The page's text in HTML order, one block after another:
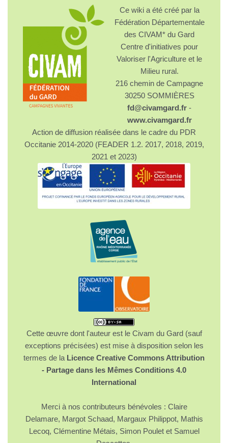
Ce wiki a été créé par la
Fédération Départementale
des CIVAM* du Gard
Centre d'initiatives pour
Valoriser l'Agriculture et le
Milieu rural.
216 chemin de Campagne
30250 SOMMIÈRES
fd@civamgard.fr -
www.civamgard.fr
Action de diffusion réalisée dans le cadre du PDR
Occitanie 2014-2020 (FEADER 1.2. 2017, 2018, 2019,
2021 et 2023)
Cette œuvre dont l'auteur est le Civam du Gard (sauf
exceptions précisées) est mise à disposition selon les
termes de la Licence Creative Commons Attribution
- Partage dans les Mêmes Conditions 4.0
International
Merci à nos contributeurs bénévoles : Claire
Delamare, Margot Schaad, Margaux Philippot, Mathis
Lecoq, Clémentine Métais, Simon Poulet et Samuel